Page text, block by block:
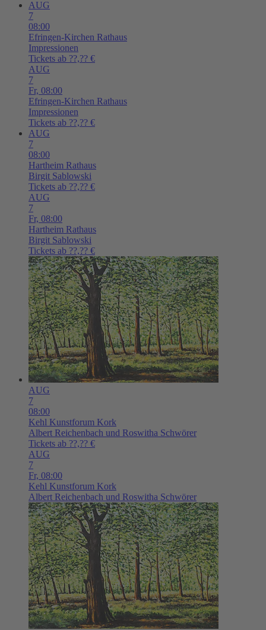
AUG
7
08:00
Efringen-Kirchen Rathaus
Impressionen
Tickets ab ??,?? €
AUG
7
Fr, 08:00
Efringen-Kirchen Rathaus
Impressionen
Tickets ab ??,?? €
AUG
7
08:00
Hartheim Rathaus
Birgit Sablowski
Tickets ab ??,?? €
AUG
7
Fr, 08:00
Hartheim Rathaus
Birgit Sablowski
Tickets ab ??,?? €
AUG
7
08:00
Kehl Kunstforum Kork
Albert Reichenbach und Roswitha Schwörer
Tickets ab ??,?? €
AUG
7
Fr, 08:00
Kehl Kunstforum Kork
Albert Reichenbach und Roswitha Schwörer